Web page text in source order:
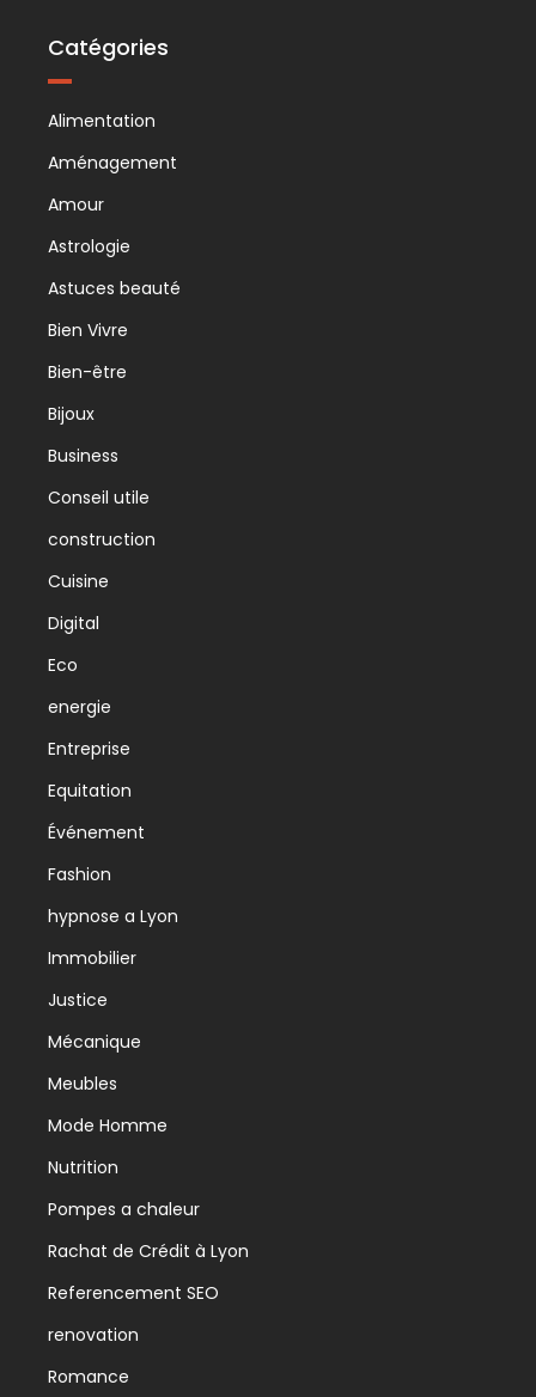
Catégories
Alimentation
Aménagement
Amour
Astrologie
Astuces beauté
Bien Vivre
Bien-être
Bijoux
Business
Conseil utile
construction
Cuisine
Digital
Eco
energie
Entreprise
Equitation
Événement
Fashion
hypnose a Lyon
Immobilier
Justice
Mécanique
Meubles
Mode Homme
Nutrition
Pompes a chaleur
Rachat de Crédit à Lyon
Referencement SEO
renovation
Romance